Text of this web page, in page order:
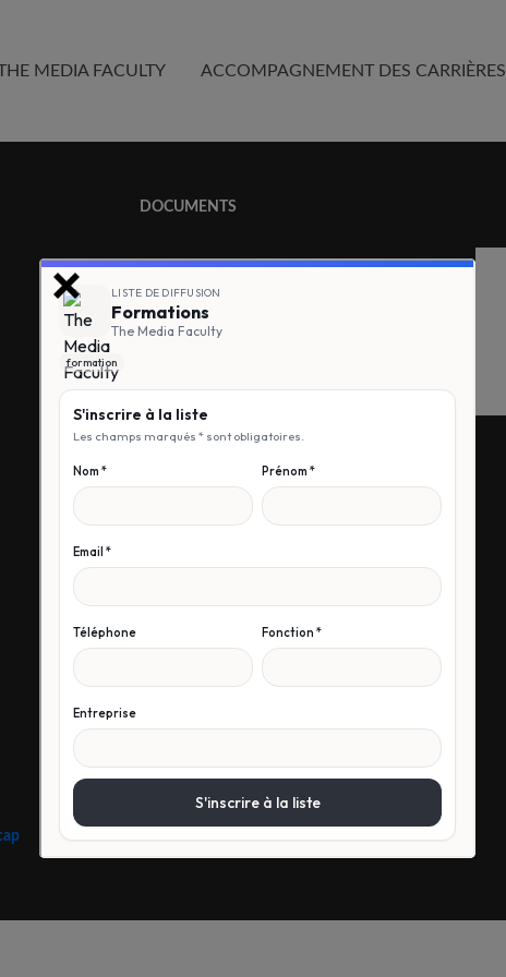
MEDIA FACULTY ACCOMPAGNEMENT DES CARRIÈRES
DOCUMENTS
bonne conduite pour les
l’accueil des personnes en